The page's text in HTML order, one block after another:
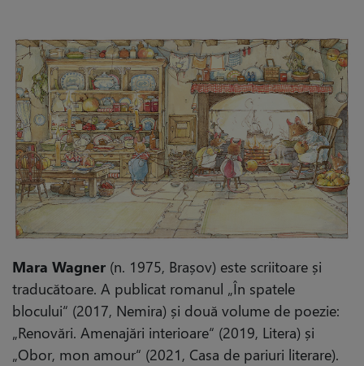
Mara Wagner (n. 1975, Brașov) este scriitoare și
traducătoare. A publicat romanul „În spatele
blocului“ (2017, Nemira) și două volume de poezie:
„Renovări. Amenajări interioare“ (2019, Litera) și
„Obor, mon amour“ (2021, Casa de pariuri literare).